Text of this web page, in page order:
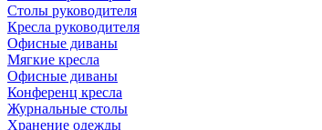
Столы руководителя
Кресла руководителя
Офисные диваны
Мягкие кресла
Офисные диваны
Конференц кресла
Журнальные столы
Хранение одежды